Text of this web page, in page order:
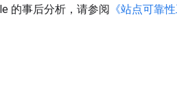
的事后分析，请参阅 《站点可靠